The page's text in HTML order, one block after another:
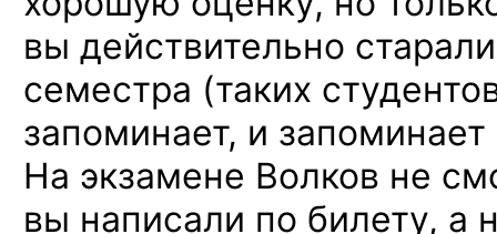
вы действительно
семестра (таких
запоминает, и
На экзамене Волков не
вы написали по билету, а